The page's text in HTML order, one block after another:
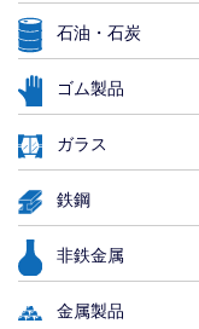
石油・石炭
ゴム製品
ガラス
鉄鋼
非鉄金属
金属製品